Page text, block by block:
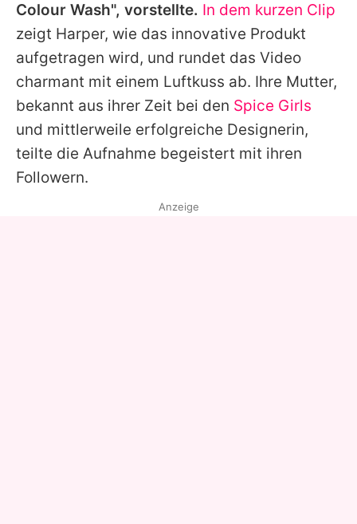
Impressum
Datenschutzerklärung
Utiq verwalten
Colour Wash", vorstellte. In dem kurzen Clip
zeigt Harper, wie das innovative Produkt
aufgetragen wird, und rundet das Video
charmant mit einem Luftkuss ab. Ihre Mutter,
bekannt aus ihrer Zeit bei den Spice Girls
und mittlerweile erfolgreiche Designerin,
teilte die Aufnahme begeistert mit ihren
Followern.
Anzeige